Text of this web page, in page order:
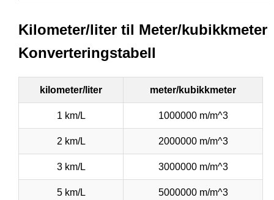
Kilometer/liter til Meter/kubikkmeter
Konverteringstabell
kilometer/liter meter/kubikkmeter
1 km/L 1000000 m/m^3
2 km/L 2000000 m/m^3
3 km/L 3000000 m/m^3
5 km/L 5000000 m/m^3